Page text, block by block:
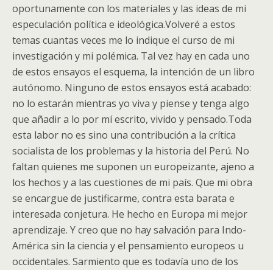
oportunamente con los materiales y las ideas de mi
especulación política e ideológica.Volveré a estos
temas cuantas veces me lo indique el curso de mi
investigación y mi polémica. Tal vez hay en cada uno
de estos ensayos el esquema, la intención de un libro
autónomo. Ninguno de estos ensayos está acabado:
no lo estarán mientras yo viva y piense y tenga algo
que añadir a lo por mí escrito, vivido y pensado.Toda
esta labor no es sino una contribución a la crítica
socialista de los problemas y la historia del Perú. No
faltan quienes me suponen un europeizante, ajeno a
los hechos y a las cuestiones de mi país. Que mi obra
se encargue de justificarme, contra esta barata e
interesada conjetura. He hecho en Europa mi mejor
aprendizaje. Y creo que no hay salvación para Indo-
América sin la ciencia y el pensamiento europeos u
occidentales. Sarmiento que es todavía uno de los